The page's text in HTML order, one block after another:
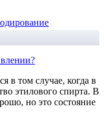
в том случае, когда в
этилового спирта. В
но это состояние